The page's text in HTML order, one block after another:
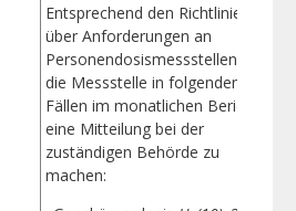
Entsprechend den Richtlinien
über Anforderungen an
Personendosismessstellen hat
die Messstelle in folgenden
Fällen im monatlichen Bericht
eine Mitteilung bei der
zuständigen Behörde zu
machen: